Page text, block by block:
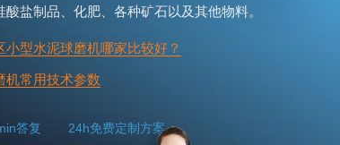
酸盐制品、化肥、各种矿石以及其他物料。
小型水泥球磨机哪家比较好？
机常用技术参数
答复 24h免费定制方案